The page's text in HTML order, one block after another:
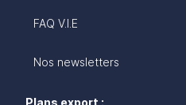
FAQ V.I.E
Nos newsletters
Plans export :